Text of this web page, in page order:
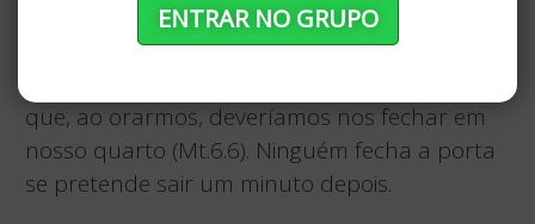
numa série de petições para nos tirar das
dificuldades. O Senhor nos convida a termos
que, ao orarmos, deveríamos nos fechar em
nosso quarto (Mt.6.6). Ninguém fecha a porta
se pretende sair um minuto depois.
ENTRAR NO GRUPO